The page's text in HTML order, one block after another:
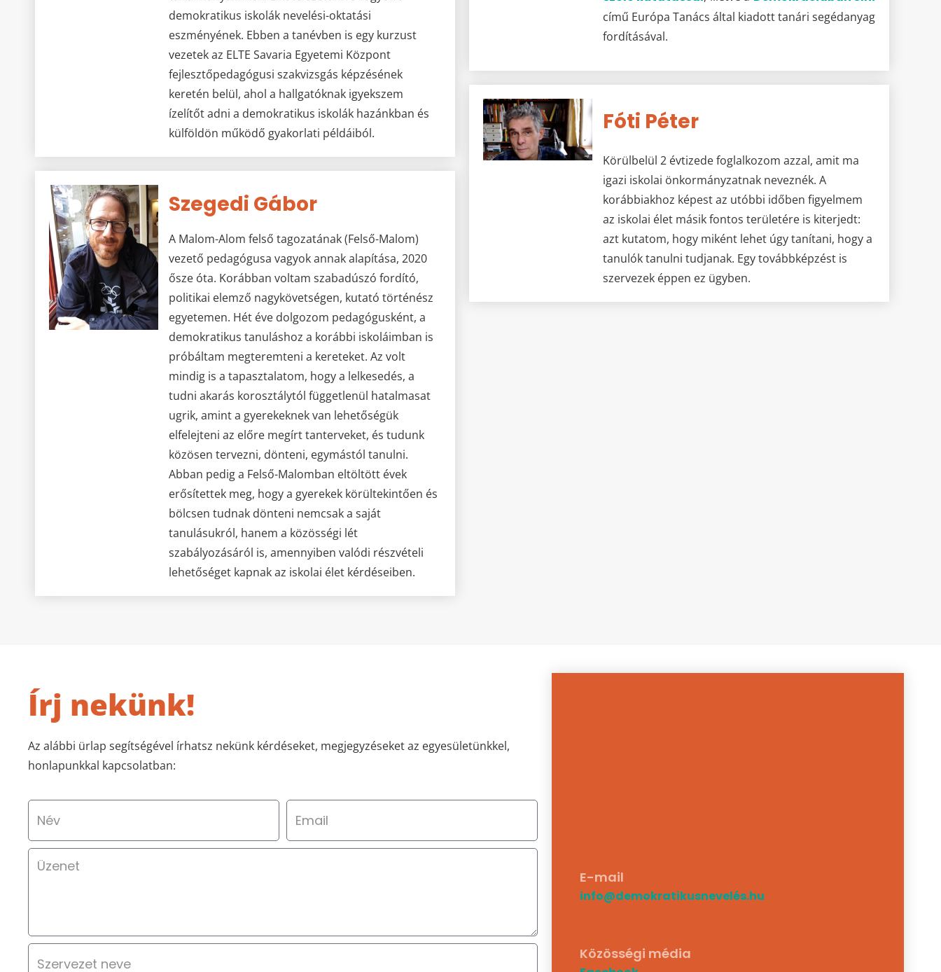
demokratikus iskolák nevelési-oktatási
eszményének. Ebben a tanévben is egy kurzust
vezetek az ELTE Savaria Egyetemi Központ
fejlesztőpedagógusi szakvizsgás képzésének
keretén belül, ahol a hallgatóknak igyekszem
ízelítőt adni a demokratikus iskolák hazánkban és
külföldön működő gyakorlati példáiból.
Szegedi Gábor
A Malom-Alom felső tagozatának (Felső-Malom)
vezető pedagógusa vagyok annak alapítása, 2020
ősze óta. Korábban voltam szabadúszó fordító,
politikai elemző nagykövetségen, kutató történész
egyetemen. Hét éve dolgozom pedagógusként, a
demokratikus tanuláshoz a korábbi iskoláimban is
próbáltam megteremteni a kereteket. Az volt
mindig is a tapasztalatom, hogy a lelkesedés, a
tudni akarás korosztálytól függetlenül hatalmasat
ugrik, amint a gyerekeknek van lehetőségük
elfelejteni az előre megírt tanterveket, és tudunk
közösen tervezni, dönteni, egymástól tanulni.
Abban pedig a Felső-Malomban eltöltött évek
erősítettek meg, hogy a gyerekek körültekintően és
bölcsen tudnak dönteni nemcsak a saját
tanulásukról, hanem a közösségi lét
szabályozásáról is, amennyiben valódi részvételi
lehetőséget kapnak az iskolai élet kérdéseiben.
című Európa Tanács által kiadott tanári segédanyag
fordításával.
Fóti Péter
Körülbelül 2 évtizede foglalkozom azzal, amit ma
igazi iskolai önkormányzatnak neveznék. A
korábbiakhoz képest az utóbbi időben figyelmem
az iskolai élet másik fontos területére is kiterjedt:
azt kutatom, hogy miként lehet úgy tanítani, hogy a
tanulók tanulni tudjanak. Egy továbbképzést is
szervezek éppen ez ügyben.
Írj nekünk!
Az alábbi ürlap segítségével írhatsz nekünk kérdéseket, megjegyzéseket az egyesületünkkel,
honlapunkkal kapcsolatban:
E-mail
info@demokratikusnevelés.hu
Közösségi média